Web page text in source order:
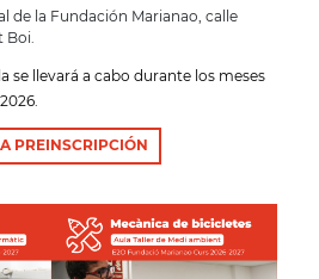
de la Fundación Marianao, calle
Boi.
se llevará a cabo durante los meses
PREINSCRIPCIÓN